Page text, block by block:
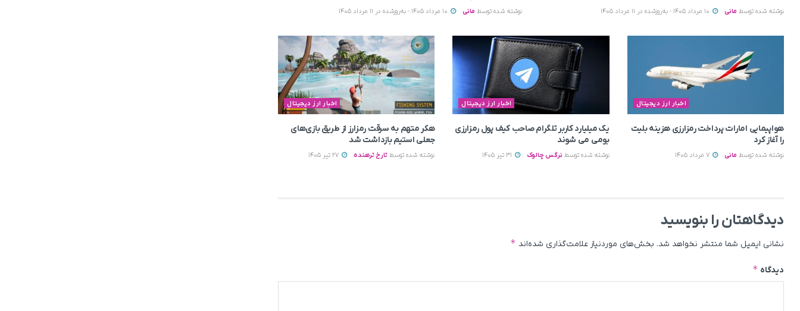
نوشته شده توسط مانی نوشته شده توسط مانی
اخبار ارز دیجیتال
هواپیمایی امارات پرداخت رمزارزی هزینه بلیت
را آغاز کرد
نوشته شده توسط مانی
اخبار ارز دیجیتال
یک میلیارد کاربر تلگرام صاحب کیف پول رمزارزی
بومی می‌ شوند
نوشته شده توسط نرگس چالوک
اخبار ارز دیجیتال
هکر متهم به سرقت رمزارز از طریق بازی‌های
جعلی استیم بازداشت شد
نوشته شده توسط تارخ ترهنده
دیدگاهتان را بنویسید
نشانی ایمیل شما منتشر نخواهد شد. بخش‌های موردنیاز علامت‌گذاری شده‌اند *
دیدگاه *